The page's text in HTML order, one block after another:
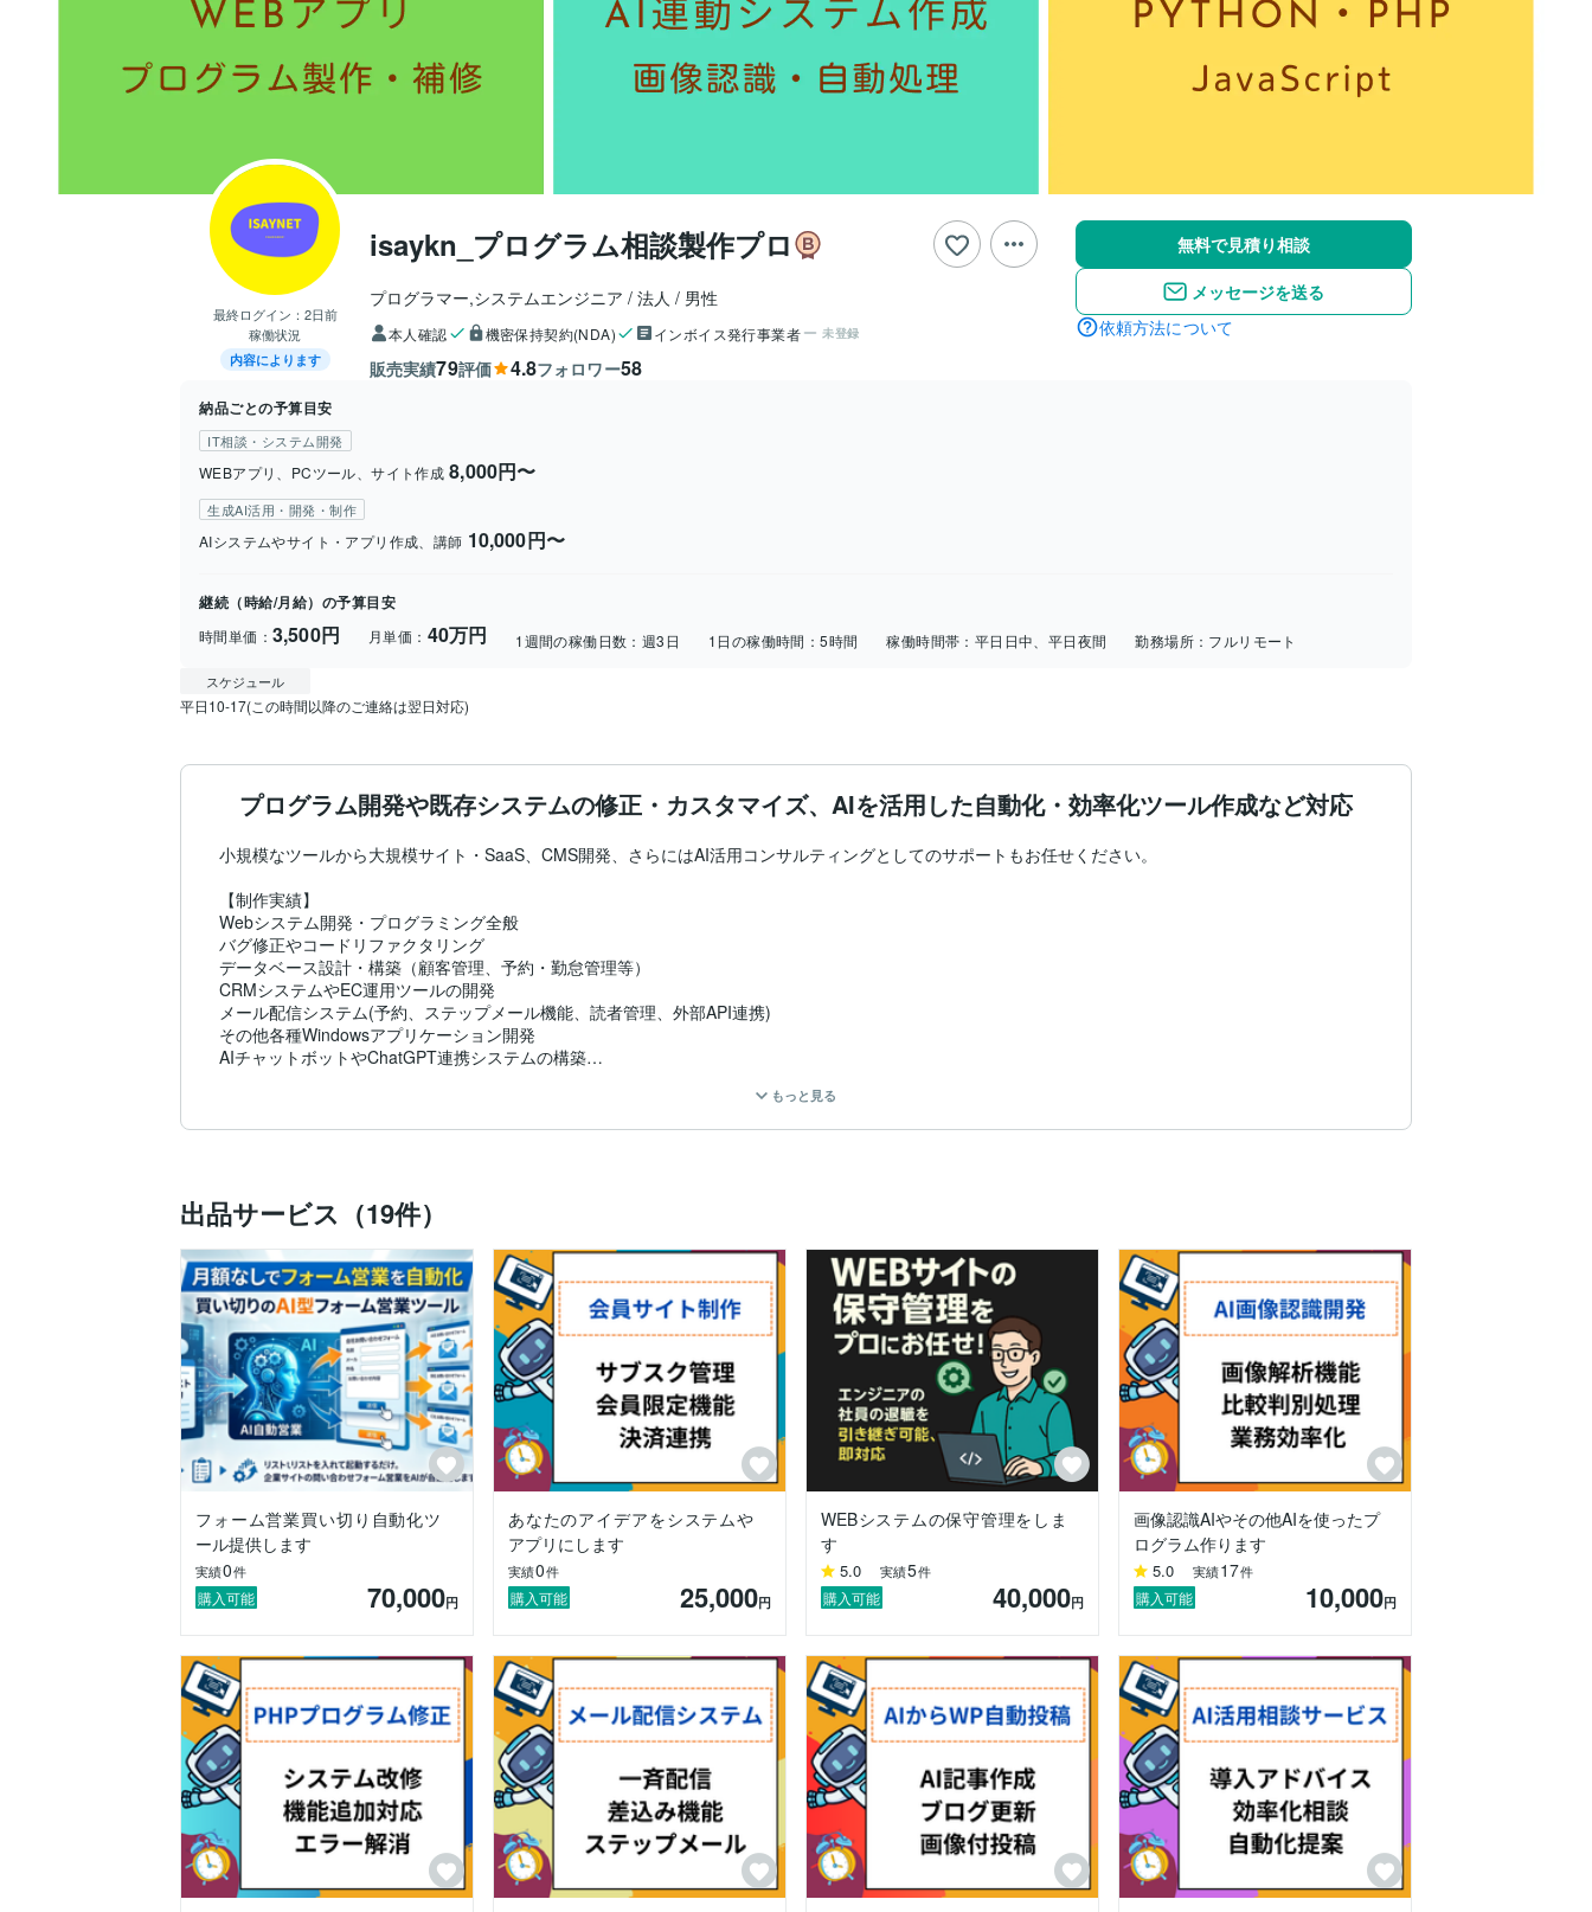
最終ログイン： 2日前
稼働状況
内容によります
isaykn_プログラム相談製作プロ
プログラマー,システムエンジニア 法人 男性
本人確認 機密保持契約(NDA) インボイス発行事業者 未登録
販売実績79評価 4.8フォロワー58
無料で見積り相談
メッセージを送る
依頼方法について
納品ごとの予算目安
IT相談・システム開発
WEBアプリ、PCツール、サイト作成 8,000円〜
生成AI活用・開発・制作
AIシステムやサイト・アプリ作成、講師 10,000円〜
継続（時給/月給）の予算目安
時間単価： 3,500円 月単価： 40万円 1週間の稼働日数： 週3日 1日の稼働時間：5時間 稼働時間帯： 平日日中、平日夜間 勤務場所： フルリモート
スケジュール
平日10-17(この時間以降のご連絡は翌日対応)
プログラム開発や既存システムの修正・カスタマイズ、AIを活用した自動化・効率化ツール作成など対応
小規模なツールから大規模サイト・SaaS、CMS開発、さらにはAI活用コンサルティングとしてのサポートもお任せください。
【制作実績】
Webシステム開発・プログラミング全般
バグ修正やコードリファクタリング
データベース設計・構築（顧客管理、予約・勤怠管理等）
CRMシステムやEC運用ツールの開発
メール配信システム(予約、ステップメール機能、読者管理、外部API連携)
その他各種Windowsアプリケーション開発
AIチャットボットやChatGPT連携システムの構築
各種フォーム作成やWebデザイン業務
画像認識AIや機械学習を使ったデータ処理や作業効率化
【ご提供できること】
- 確かな技術力と柔軟な対応
PHPやPython、各種API、GASなどの豊富な経験に加え、ChatGPT、OpenAI、Gemini、ClaudeなどAI技術との連携にも強みがあります。最新の技術を積
極的に取り入れ、企業規模や要件に合わせた最適な開発方法・ディレクションを提案いたします。
- コミュニケーション重視のプロジェクト進行
こまめな連絡や進捗共有を徹底することで、常にお客様のビジョンとニーズを把握し、安心してプロジェクトを進めていただけます。誠実さと責任感を最
優先に、納得のいく成果をお届けすることをお約束いたします。
- ワンストップでの対応が可能
企画・要件定義から設計・開発、UI/UXデザイン、フロントエンド（HTML/CSS/JavaScript/jQueryなど）まで一貫して対応。必要に応じてAIやデータベー
スなどの専門分野を組み合わせ、効率的かつ高品質なサービスを提供いたします。
- AI技術を活用した業務効率化とDX推進
画像生成やテキスト自動処理、AIチャットボットなど、AI×Webシステムを融合させたソリューション構築を得意としています。オンライン講師としてAIの
導入教育も行っており、組織内でのAI活用の定着にも貢献します。
【使用言語・ツール】
AIツール: ChatGPT, OpenAI, Gemini, Claude, 他各種AI
プログラミング言語: PHP, Python, JavaScript, etc.
その他: 各種API活用、GAS, HTML/CSS, jQuery, Bootstrap など
【基本的な仕事方針】
常に新しい技術を学びながら「分かりやすいコミュニケーション」「的確な提案」「責任ある納品」を心がけております。ビジネスの成長と効率化に直結
する開発パートナーとして、ぜひご相談いただければ幸いです。
法人として仕事を請負い、責任ある仕事を致します。
有限会社イッセイネット
もっと見る
出品サービス（19件）
フォーム営業買い切り自動化ツ
ール提供します
実績0件
購入可能 70,000円
あなたのアイデアをシステムや
アプリにします
実績0件
購入可能 25,000円
WEBシステムの保守管理をしま
す
5.0 実績5件
購入可能 40,000円
画像認識AIやその他AIを使ったプ
ログラム作ります
5.0 実績17件
購入可能 10,000円